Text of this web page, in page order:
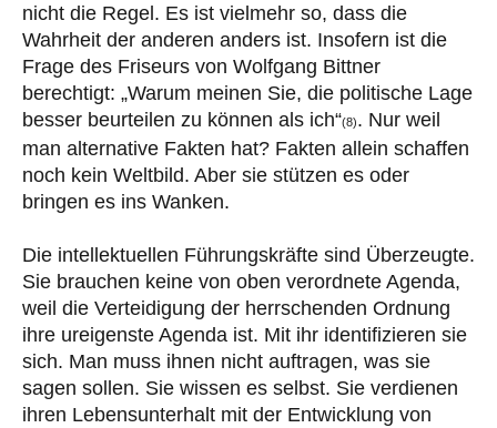
nicht die Regel. Es ist vielmehr so, dass die
Wahrheit der anderen anders ist. Insofern ist die
Frage des Friseurs von Wolfgang Bittner
berechtigt: „Warum meinen Sie, die politische Lage
besser beurteilen zu können als ich“(8). Nur weil
man alternative Fakten hat? Fakten allein schaffen
noch kein Weltbild. Aber sie stützen es oder
bringen es ins Wanken.
Die intellektuellen Führungskräfte sind Überzeugte.
Sie brauchen keine von oben verordnete Agenda,
weil die Verteidigung der herrschenden Ordnung
ihre ureigenste Agenda ist. Mit ihr identifizieren sie
sich. Man muss ihnen nicht auftragen, was sie
sagen sollen. Sie wissen es selbst. Sie verdienen
ihren Lebensunterhalt mit der Entwicklung von